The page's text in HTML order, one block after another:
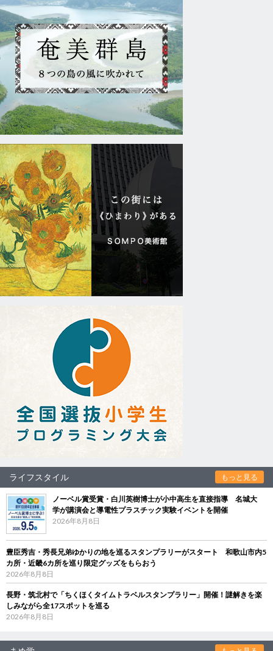
ライフスタイル もっと見る
ノーベル賞受賞・白川英樹博士が小中高生を直接指導 名城大
学が講演会と導電性プラスチック実験イベントを開催
2026年8月8日
豊臣秀吉・秀長兄弟ゆかりの地を巡るスタンプラリーがスタート 和歌山市内5
カ所・近畿6カ所を巡り限定グッズをもらおう
2026年8月8日
長野・筑北村で「ちくほくタイムトラベルスタンプラリー」開催！謎解きを楽
しみながら全17スポットを巡る
2026年8月8日